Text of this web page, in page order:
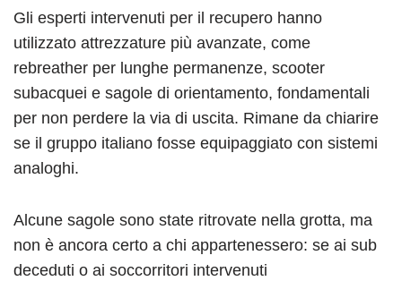
Gli esperti intervenuti per il recupero hanno
utilizzato attrezzature più avanzate, come
rebreather per lunghe permanenze, scooter
subacquei e sagole di orientamento, fondamentali
per non perdere la via di uscita. Rimane da chiarire
se il gruppo italiano fosse equipaggiato con sistemi
analoghi.
Alcune sagole sono state ritrovate nella grotta, ma
non è ancora certo a chi appartenessero: se ai sub
deceduti o ai soccorritori intervenuti